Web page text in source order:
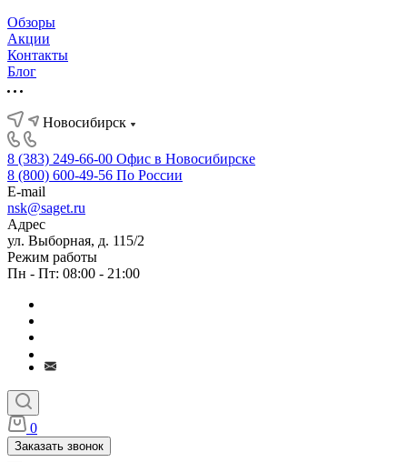
Обзоры
Акции
Контакты
Блог
Новосибирск
8 (383) 249-66-00 Офис в Новосибирске
8 (800) 600-49-56 По России
E-mail
nsk@saget.ru
Адрес
ул. Выборная, д. 115/2
Режим работы
Пн - Пт: 08:00 - 21:00
0
Заказать звонок